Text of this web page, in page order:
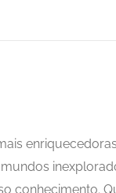
conhecimento.